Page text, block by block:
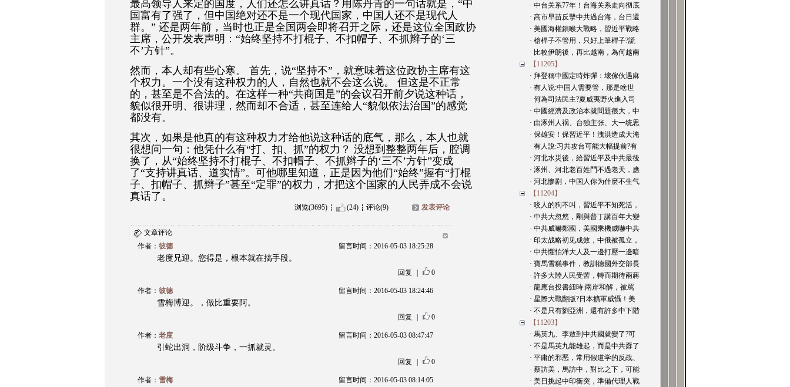
最高领导人来定的国度，人们还怎么讲真话？用陈丹青的一句话就是，“中
国富有了强了，但中国绝对还不是一个现代国家，中国人还不是现代人
群。” 还是两年前，当时也正是全国两会即将召开之际，还是这位全国政协
主席，公开发表声明：“始终坚持不打棍子、不扣帽子、不抓辫子的‘三
不’方针”。
然而，本人却有些心寒。 首先，说“坚持不”，就意味着这位政协主席有这
个权力。一个没有这种权力的人，自然也就不会这么说。 但这是不正常
的，甚至是不合法的。在这样一种“共商国是”的会议召开前夕说这种话，
貌似很开明、很讲理，然而却不合适，甚至连给人“貌似依法治国”的感觉
都没有。
其次，如果是他真的有这种权力才给他说这种话的底气，那么，本人也就
很想问一句：他凭什么有“打、扣、抓”的权力？ 没想到整整两年后，腔调
换了，从“始终坚持不打棍子、不扣帽子、不抓辫子的‘三不’方针”变成
了“支持讲真话、道实情”。可他哪里知道，正是因为他们“始终”握有“打棍
子、扣帽子、抓辫子”甚至“定罪”的权力，才把这个国家的人民弄成不会说
真话了。
浏览(3695) (24) 评论(9) 发表评论
文章评论
作者： 彼德 留言时间：2016-05-03 18:25:28
老度兄迎。您得是，根本就在搞手段。
回复 0
作者： 彼德 留言时间：2016-05-03 18:24:46
雪梅博迎。，做比重要阿。
回复 0
作者： 老度 留言时间：2016-05-03 08:47:47
引蛇出洞，阶级斗争，一抓就灵。
回复 0
作者： 雪梅 留言时间：2016-05-03 08:14:05
· 中台关系77年！台海关系走向彻底
· 高市早苗反擊中共過台海，台日還
· 美國海權鎖喉大戰略，習近平戰略
· 槍桿子不管用，只好上筆桿子?謊
· 比較伊朗後，再比越南，為何越南
【11205】
· 拜登稱中國定時炸彈：壞傢伙遇麻
· 有人说:中国人需要管，那是啥世
· 何為司法民主?夏威夷野火進入司
· 中國經濟及政治本就問題很大，中
· 由涿州人祸、台独主张、大一统思
· 保雄安！保習近平！洩洪造成大淹
· 有人說:习共攻台可能大幅提前?有
· 河北水災後，給習近平及中共最後
· 涿州、河北老百姓鬥不過老天，應
· 河北惨剧，中国人你为什麽不生气
【11204】
· 咬人的狗不叫，習近平不知死活，
· 中共大忽悠，剛與普丁講百年大變
· 中共威嚇鄰國，美國乘機威嚇中共
· 印太战略初见成效，中俄被孤立，
· 中共懼怕洋大人及一邊打壓一邊暗
· 寶馬雪糕事件，教訓德國外交部長
· 許多大陸人民受苦，轉而期待兩蔣
· 龍應台投書紐時:兩岸和解，被罵
· 星際大戰翻版?日本擴軍威懾！美
· 不是只有劉亞洲，還有許多中下階
【11203】
· 馬英九、李敖到中共國就變了?可
· 不是馬英九能雄起，而是中共孬了
· 平庸的邪恶，常用假道学的反战、
· 蔡訪美，馬訪中，對比之下，可能
· 美日挑起中印衝突，準備代理人戰